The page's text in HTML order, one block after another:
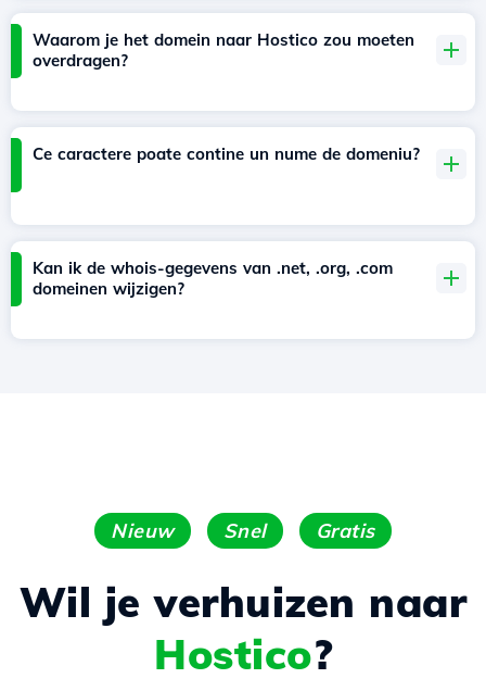
Waarom je het domein naar Hostico zou moeten
overdragen?
Ce caractere poate contine un nume de domeniu?
Kan ik de whois-gegevens van .net, .org, .com
domeinen wijzigen?
Nieuw Snel Gratis
Wil je verhuizen naar
Hostico?